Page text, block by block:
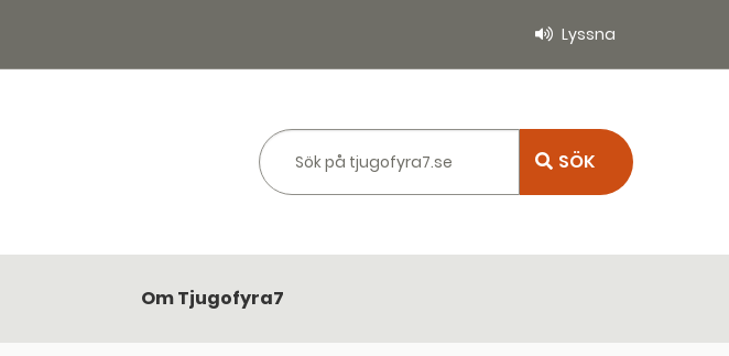
Lyssna
Sök på tjugofyra7.se
Om Tjugofyra7